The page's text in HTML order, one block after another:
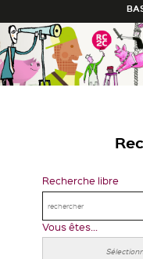
Recherche libre
Vous êtes...